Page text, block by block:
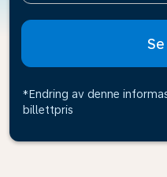
*Endring av denne
billettpris